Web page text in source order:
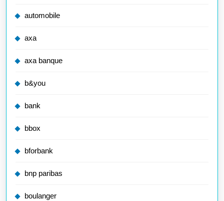
automobile
axa
axa banque
b&you
bank
bbox
bforbank
bnp paribas
boulanger